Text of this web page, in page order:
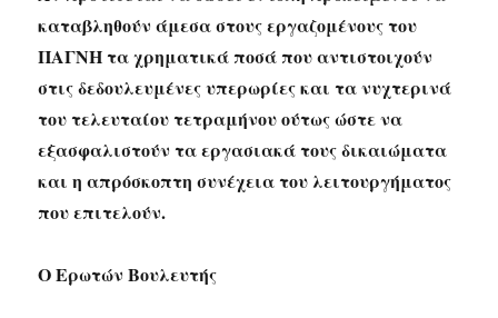
καταβληθούν άμεσα στους εργαζομένους του
ΠΑΓΝΗ τα χρηματικά ποσά που αντιστοιχούν
στις δεδουλευμένες υπερωρίες και τα νυχτερινά
του τελευταίου τετραμήνου ούτως ώστε να
εξασφαλιστούν τα εργασιακά τους δικαιώματα
και η απρόσκοπτη συνέχεια του λειτουργήματος
που επιτελούν.
Ο Ερωτών Βουλευτής